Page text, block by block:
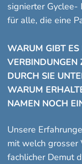
signierter Gyclee-
für alle, die eine
WARUM GIBT ES
VERBINDUNGEN
DURCH SIE
WARUM
NAMEN NOCH
Unsere
mit welch
fachlicher Demut